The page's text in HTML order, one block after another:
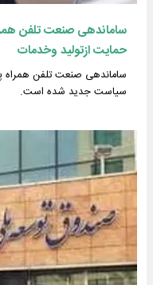
ساماندهی صنعت تلفن
حمایت ازتولید وخدمات
ساماندهی صنعت تلفن همراه
سیاست جدید شده است.